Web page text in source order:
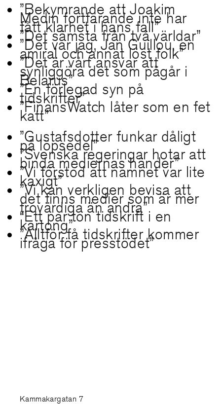
”Bekymrande att Joakim
Medin fortfarande inte har
fått klarhet i hans fall”
”Det sämsta från två världar”
”Det var jag, Jan Guillou, en
amiral och annat löst folk”
”Det är vårt ansvar att
synliggöra det som pågår i
Belarus”
”En förlegad syn på
tidskrifter”
”FinansWatch låter som en fet
katt”
”Gustafsdotter funkar dåligt
på löpsedel”
”Svenska regeringar hotar att
binda mediernas händer”
”Vi förstod att namnet var lite
kaxigt”
”Vi kan verkligen bevisa att
det finns medier som är mer
trovärdiga än andra”
“Ett par ton tidskrift i en
kartong”
”Alltför få tidskrifter kommer
ifråga för presstödet”
Kammakargatan 7